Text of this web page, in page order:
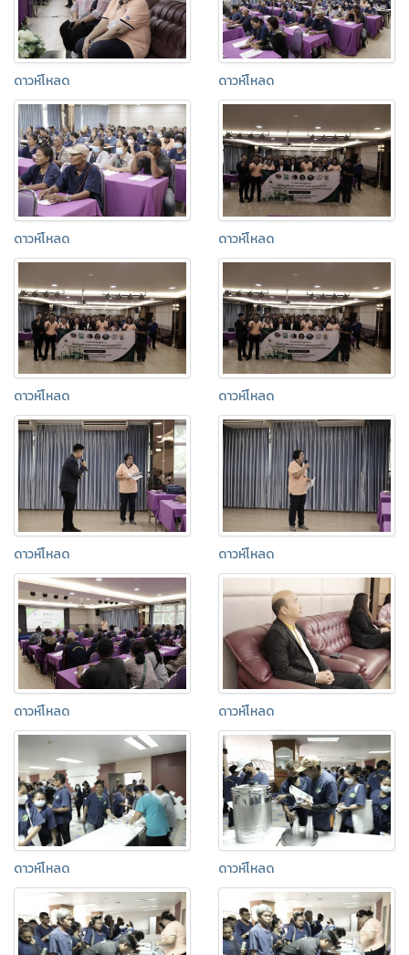
ดาวห์โหลด ดาวห์โหลด
ดาวห์โหลด ดาวห์โหลด
ดาวห์โหลด ดาวห์โหลด
ดาวห์โหลด ดาวห์โหลด
ดาวห์โหลด ดาวห์โหลด
ดาวห์โหลด ดาวห์โหลด